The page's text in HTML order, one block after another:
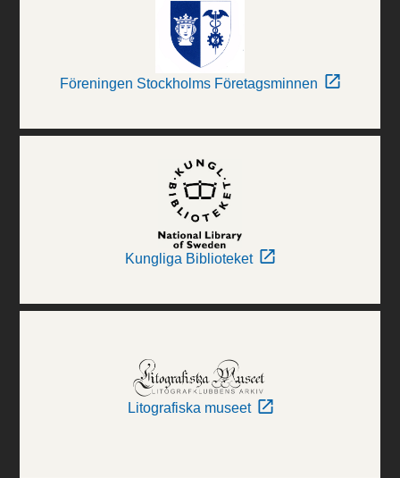
Föreningen Stockholms Företagsminnen
Kungliga Biblioteket
Litografiska museet